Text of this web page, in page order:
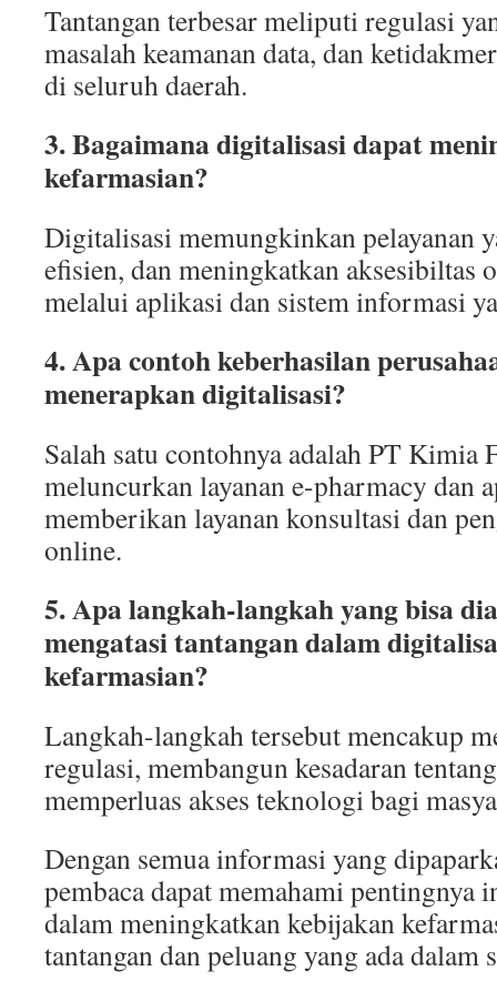
Tantangan terbesar meliputi regulasi
masalah keamanan data, dan
di seluruh daerah.
3. Bagaimana digitalisasi dapat
kefarmasian?
Digitalisasi memungkinkan pelayanan
efisien, dan meningkatkan aksesibiltas
melalui aplikasi dan sistem informasi
4. Apa contoh keberhasilan
menerapkan digitalisasi?
Salah satu contohnya adalah PT Kimia
meluncurkan layanan e-pharmacy dan
memberikan layanan konsultasi dan
online.
5. Apa langkah-langkah yang bisa
mengatasi tantangan dalam
kefarmasian?
Langkah-langkah tersebut mencakup
regulasi, membangun kesadaran
memperluas akses teknologi bagi
Dengan semua informasi yang
pembaca dapat memahami
dalam meningkatkan kebijakan
tantangan dan peluang yang ada dalam